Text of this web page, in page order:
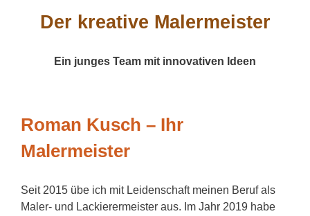
Der kreative Malermeister
Ein junges Team mit innovativen Ideen
Roman Kusch – Ihr
Malermeister
Seit 2015 übe ich mit Leidenschaft meinen Beruf als
Maler- und Lackierermeister aus. Im Jahr 2019 habe